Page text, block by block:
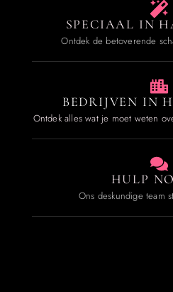
SPECIAAL IN
Ontdek de betoverende
BEDRIJVEN IN
Ontdek alles wat je moet weten
HULP
Ons deskundige team